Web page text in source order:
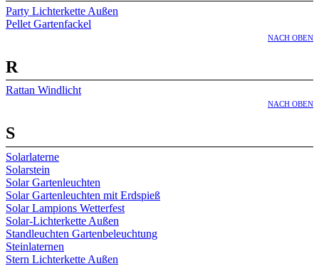
Party Lichterkette Außen
Pellet Gartenfackel
NACH OBEN
R
Rattan Windlicht
NACH OBEN
S
Solarlaterne
Solarstein
Solar Gartenleuchten
Solar Gartenleuchten mit Erdspieß
Solar Lampions Wetterfest
Solar-Lichterkette Außen
Standleuchten Gartenbeleuchtung
Steinlaternen
Stern Lichterkette Außen